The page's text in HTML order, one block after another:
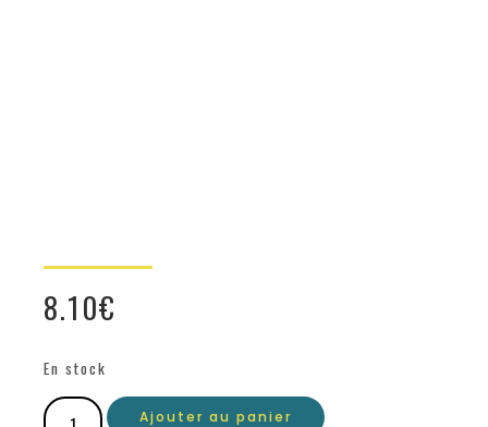
8.10€
En stock
Ajouter au panier